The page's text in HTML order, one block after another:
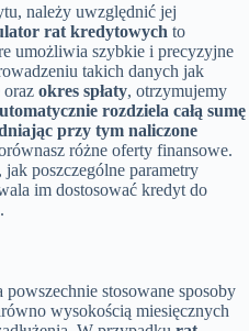
należy uwzględnić jej
rat kredytowych to
umożliwia szybkie i precyzyjne
takich danych jak
oraz okres spłaty, otrzymujemy
rozdziela całą sumę
przy tym naliczone
różne oferty finansowe.
poszczególne parametry
im dostosować kredyt do
powszechnie stosowane sposoby
wysokością miesięcznych